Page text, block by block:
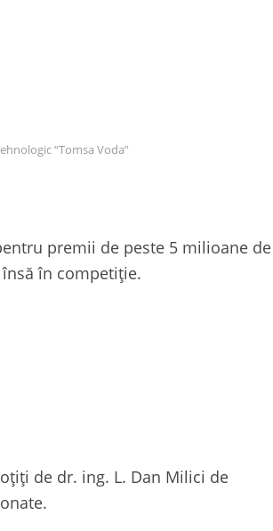
“Tomsa Voda”
premii de peste 5 milioane de
în competiție.
de dr. ing. L. Dan Milici de